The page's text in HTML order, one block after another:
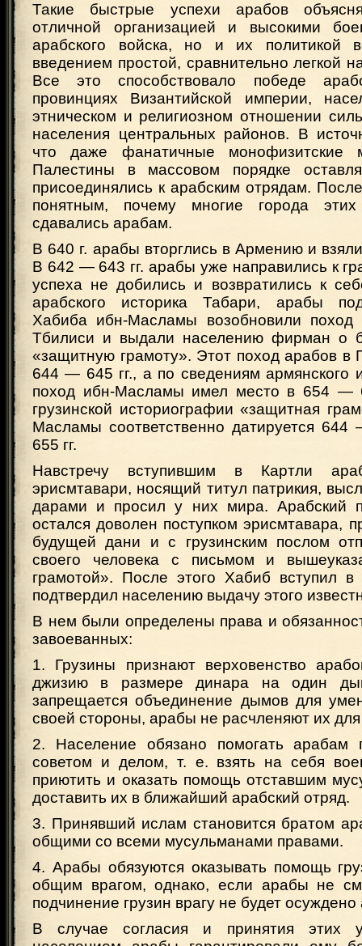
Такие быстрые успехи арабов
отличной организацией и высокими
арабского войска, но и их политикой
введением простой, сравнительно легкой
Все это способствовало победе
провинциях Византийской империи,
этническом и религиозном отношении
населения центральных районов. В
что даже фанатичные
Палестины в массовом порядке
присоединялись к арабским отрядам.
понятным, почему многие города
сдавались арабам.
В 640 г. арабы вторглись в Армению и
В 642 — 643 гг. арабы уже направились к
успеха не добились и возвратились к
арабского историка Табари, арабы
Хабиба ибн-Масламы возобновили поход
Тбилиси и выдали населению фирман о
«защитную грамоту». Этот поход арабов в
644 — 645 гг., а по сведениям армянского
поход ибн-Масламы имел место в 654 —
грузинской историографии «защитная
Масламы соответственно датируется
655 гг.
Навстречу вступившим в Картли
эрисмтавари, носящий титул патрикия,
дарами и просил у них мира. Арабский
остался доволен поступком эрисмтавара,
будущей дани и с грузинским послом
своего человека с письмом и
грамотой». После этого Хабиб вступил
подтвердил населению выдачу этого
В нем были определены права и
завоеванных:
1. Грузины признают верховенство
джизию в размере динара на один
запрещается объединение дымов для
своей стороны, арабы не расчленяют их
2. Население обязано помогать арабам
советом и делом, т. е. взять на себя
приютить и оказать помощь отставшим
доставить их в ближайший арабский отряд.
3. Принявший ислам становится братом
общими со всеми мусульманами правами.
4. Арабы обязуются оказывать помощь
общим врагом, однако, если арабы не
подчинение грузин врагу не будет
В случае согласия и принятия этих